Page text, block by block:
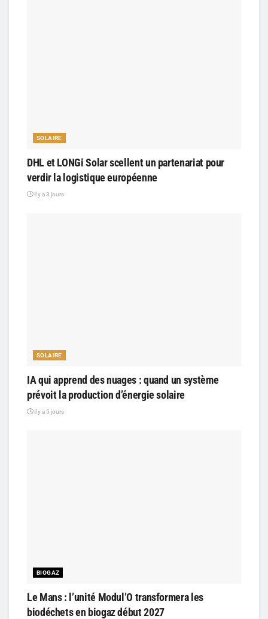
SOLAIRE
DHL et LONGi Solar scellent un partenariat pour
verdir la logistique européenne
il y a 3 jours
SOLAIRE
IA qui apprend des nuages : quand un système
prévoit la production d’énergie solaire
il y a 5 jours
BIOGAZ
Le Mans : l’unité Modul’O transformera les
biodéchets en biogaz début 2027